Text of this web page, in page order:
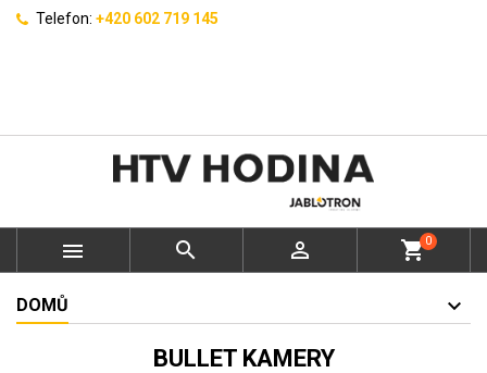
Telefon: +420 602 719 145
   shopping_cart0
DOMŮ
BULLET KAMERY